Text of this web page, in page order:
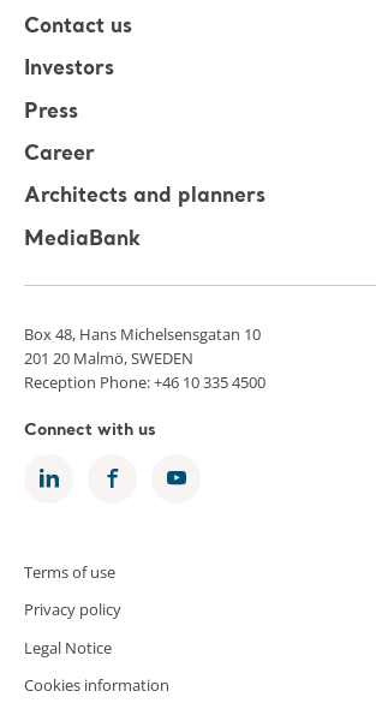
Contact us
Investors
Press
Career
Architects and planners
MediaBank
Box 48, Hans Michelsensgatan 10
201 20 Malmö, SWEDEN
Reception Phone: +46 10 335 4500
Connect with us
Terms of use
Privacy policy
Legal Notice
Cookies information